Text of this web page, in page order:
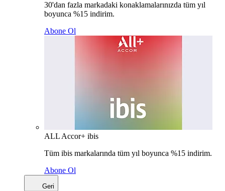
30'dan fazla markadaki konaklamalarınızda tüm yıl
boyunca %15 indirim.
Abone Ol
ALL Accor+ ibis
Tüm ibis markalarında tüm yıl boyunca %15 indirim.
Abone Ol
Geri